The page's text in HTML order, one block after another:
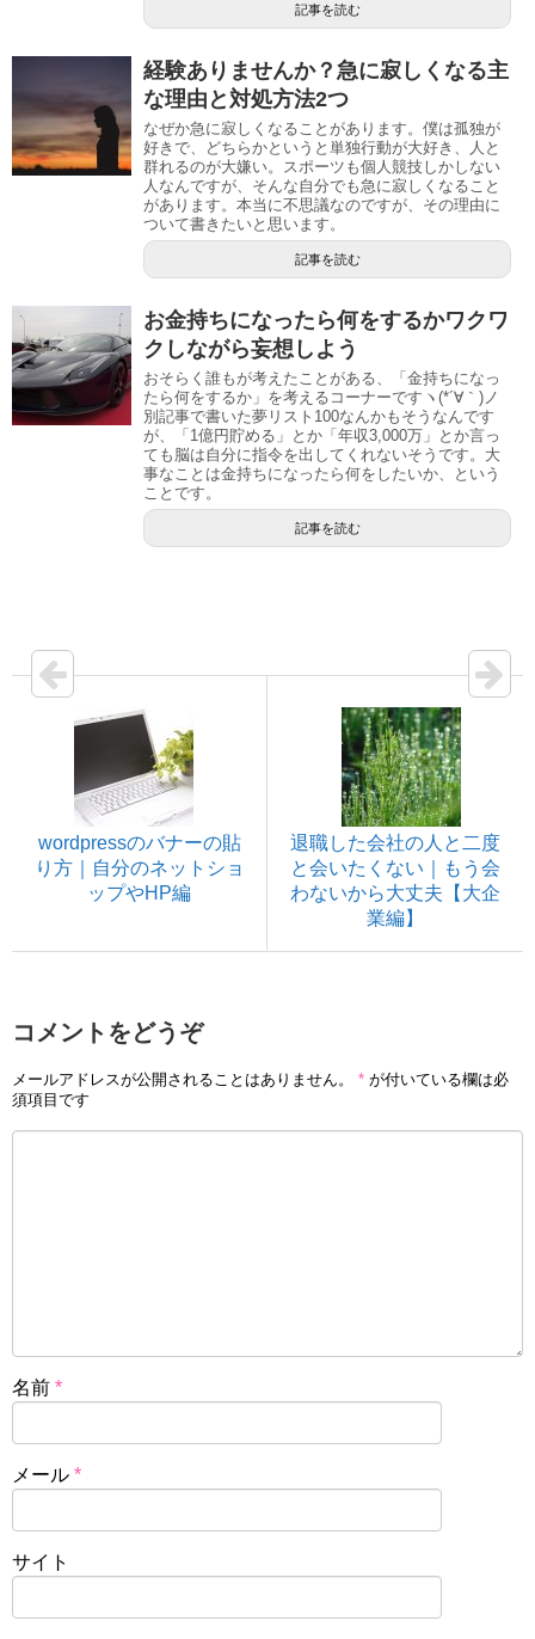
記事を読む
経験ありませんか？急に寂しくなる主
な理由と対処方法2つ
なぜか急に寂しくなることがあります。僕は孤独が
好きで、どちらかというと単独行動が大好き、人と
群れるのが大嫌い。スポーツも個人競技しかしない
人なんですが、そんな自分でも急に寂しくなること
があります。本当に不思議なのですが、その理由に
ついて書きたいと思います。
記事を読む
お金持ちになったら何をするかワクワ
クしながら妄想しよう
おそらく誰もが考えたことがある、「金持ちになっ
たら何をするか」を考えるコーナーですヽ(*´∀｀)ノ
別記事で書いた夢リスト100 なんかもそうなんです
が、「1億円貯める」とか「年収3,000万」とか言っ
ても脳は自分に指令を出してくれないそうです。大
事なことは金持ちになったら何をしたいか 、という
ことです。
記事を読む
wordpressのバナーの貼
り方｜自分のネットショ
ップやHP編
退職した会社の人と二度
と会いたくない｜もう会
わないから大丈夫【大企
業編】
コメントをどうぞ
メールアドレスが公開されることはありません。 * が付いている欄は必
須項目です
名前 *
メール *
サイト